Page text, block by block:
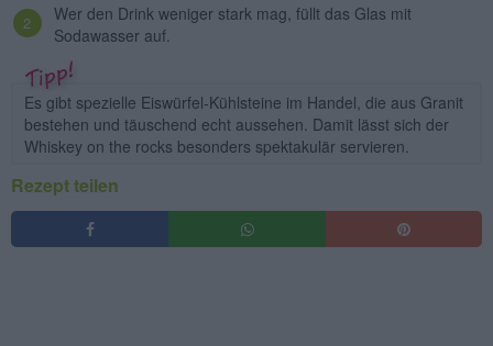
Wer den Drink weniger stark mag, füllt das Glas mit
Sodawasser auf.
Es gibt spezielle Eiswürfel-Kühlsteine im Handel, die aus Granit
bestehen und täuschend echt aussehen. Damit lässt sich der
Whiskey on the rocks besonders spektakulär servieren.
Rezept teilen